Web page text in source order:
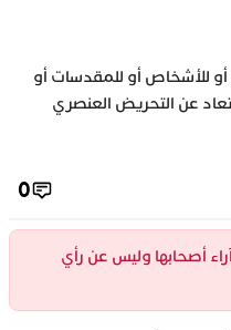
أو للأشخاص أو للمقدسات أو
عن التحريض العنصري
0
أصحابها وليس عن رأي